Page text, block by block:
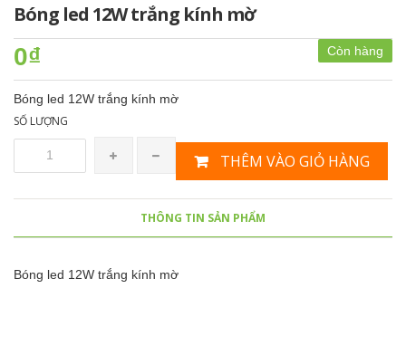
Bóng led 12W trắng kính mờ
Còn hàng
0₫
Bóng led 12W trắng kính mờ
SỐ LƯỢNG
THÊM VÀO GIỎ HÀNG
THÔNG TIN SẢN PHẨM
Bóng led 12W trắng kính mờ